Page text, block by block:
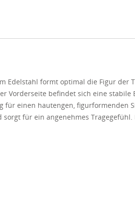
Edelstahl formt optimal die Figur der
Vorderseite befindet sich eine stabile
einen hautengen, figurformenden
für ein angenehmes